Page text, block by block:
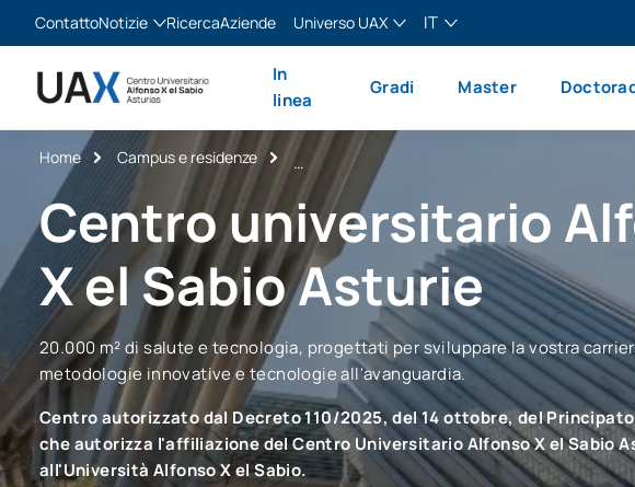
ContattoNotizie
Notizie
RicercaAziende
Universo UAX
XTART
IT
English
Español
Français
In
linea
Gradi Master
Home Campus e residenze
Centro universitario
X el Sabio Asturie
20.000 m² di salute e tecnologia, progettati per sviluppare la vostra
metodologie innovative e tecnologie all'avanguardia.
Centro autorizzato dal Decreto 110/2025, del 14 ottobre, del
che autorizza l'affiliazione del Centro Universitario Alfonso X el Sabio
all'Università Alfonso X el Sabio.